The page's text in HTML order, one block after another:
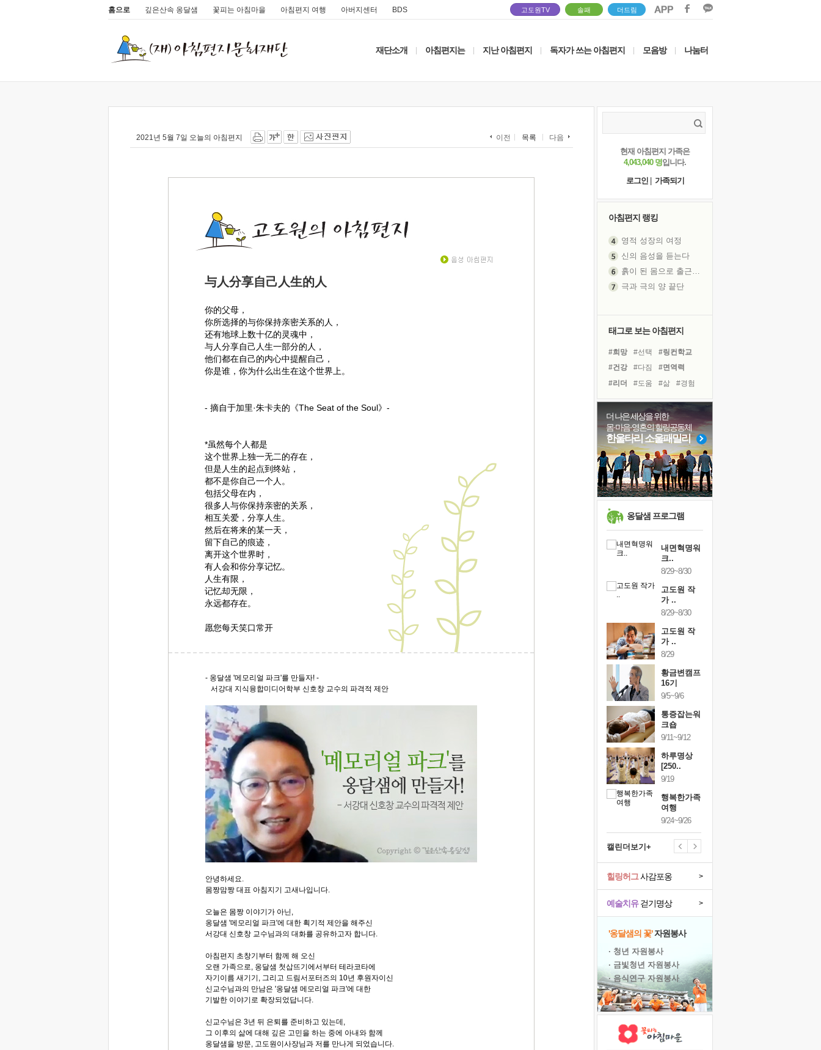
홈으로 깊은산속 옹달샘 꽃피는 아침마을 아침편지 여행 아버지센터 BDS 고도원TV 솔패 더드림
재단소개 아침편지는 지난 아침편지 독자가 쓰는 아침편지 모음방 나눔터
2021년 5월 7일 오늘의 아침편지 이전 목록 다음
与人分享自己人生的人
你的父母，
你所选择的与你保持亲密关系的人，
还有地球上数十亿的灵魂中，
与人分享自己人生一部分的人，
他们都在自己的内心中提醒自己，
你是谁，你为什么出生在这个世界上。
- 摘自于加里·朱卡夫的《The Seat of the Soul》-
*虽然每个人都是
这个世界上独一无二的存在，
但是人生的起点到终站，
都不是你自己一个人。
包括父母在内，
很多人与你保持亲密的关系，
相互关爱，分享人生。
然后在将来的某一天，
留下自己的痕迹，
离开这个世界时，
有人会和你分享记忆。
人生有限，
记忆却无限，
永远都存在。
愿您每天笑口常开
- 옹달샘 '메모리얼 파크'를 만들자! -
서강대 지식융합미디어학부 신호창 교수의 파격적 제안
안녕하세요.
몸짱맘짱 대표 아침지기 고새나입니다.
오늘은 몸짱 이야기가 아닌,
옹달샘 '메모리얼 파크'에 대한 획기적 제안을 해주신
서강대 신호창 교수님과의 대화를 공유하고자 합니다.
아침편지 초창기부터 함께 해 오신
오랜 가족으로, 옹달샘 첫삽뜨기에서부터 테라코타에
자기이름 새기기, 그리고 드림서포터즈의 10년 후원자이신
신교수님과의 만남은 '옹달샘 메모리얼 파크'에 대한
기발한 이야기로 확장되었답니다.
신교수님은 3년 뒤 은퇴를 준비하고 있는데,
그 이후의 삶에 대해 깊은 고민을 하는 중에 아내와 함께
옹달샘을 방문, 고도원이사장님과 저를 만나게 되었습니다.
현재 아침편지 가족은
4,043,040 명입니다.
로그인
가족되기
아침편지 랭킹
영적 성장의 여정
신의 음성을 듣는다
극과 극의 양 끝단
처음 손을 잡았던 날
슬럼프
보고 싶은 어머니
유년 시절의 부산 영도 바다
못된 꼰대들
너무 황홀한 꽃들이여!
희망이란
'모른다'는 것
귀를 열고 마음을 내어주고
태그로 보는 아침편지
#희망 #선택
#링컨학교
#건강
#다짐
#면역력
#리더
#도움 #삶
#경험
#독서캠프
#사람
#명상
#친구
#비전캠프
#독서
#나눔
#힐링
#바이러스
#계획
#아이들 #극복
더 나은 세상을 위한
몸·마음·영혼의 힐링공동체
한울타리 소울패밀리
옹달샘 프로그램
내면혁명워
크..
8/29~8/30
고도원 작
가 ..
8/29~8/30
고도원 작
가 ..
8/29
황금변캠프
16기
9/5~9/6
통증잡는워
크숍
9/11~9/12
하루명상
[250..
9/19
행복한가족
여행
9/24~9/26
캘린더보기+
예술치유걷기명상 >
힐링허그사감포옹 >
'옹달샘의 꽃'자원봉사
· 청년 자원봉사
· 금빛청년 자원봉사
· 음식연구 자원봉사